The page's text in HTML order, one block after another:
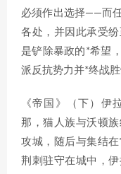
必须作出选择——而
各处，并因此承受
是铲除暴政的*希望
派反抗势力并*终战胜
《帝国》（下）伊
那，猫人族与沃顿
攻城，随后与集结
荆刺驻守在城中，